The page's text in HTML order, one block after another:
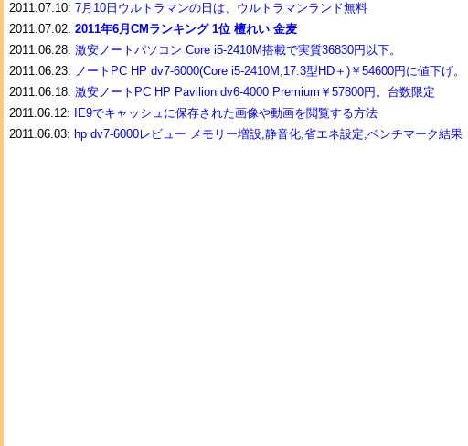
2011.07.10: 7月10日ウルトラマンの日は、ウルトラマンランド無料
2011.07.02: 2011年6月CMランキング 1位 檀れい 金麦
2011.06.28: 激安ノートパソコン Core i5-2410M搭載で実質36830円以下。
2011.06.23: ノートPC HP dv7-6000(Core i5-2410M,17.3型HD＋)￥54600円に値下げ。
2011.06.18: 激安ノートPC HP Pavilion dv6-4000 Premium￥57800円。台数限定
2011.06.12:
IE9でキャッシュに保存された画像や動画を閲覧する方法
2011.06.03: hp dv7-6000レビュー メモリー増設,静音化,省エネ設定,ベンチマーク結果